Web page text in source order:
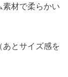
素材で柔らかい
あとサイズ感を